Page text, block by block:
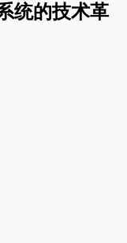
统的技术革